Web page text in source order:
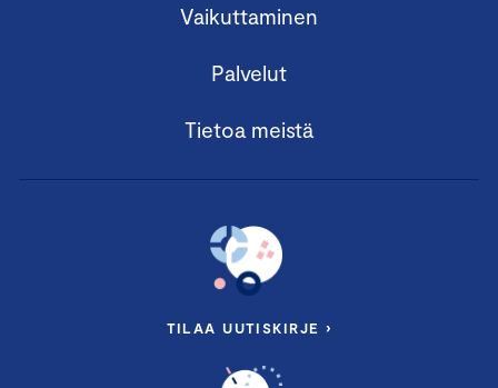
Vaikuttaminen
Palvelut
Tietoa meistä
TILAA UUTISKIRJE ›